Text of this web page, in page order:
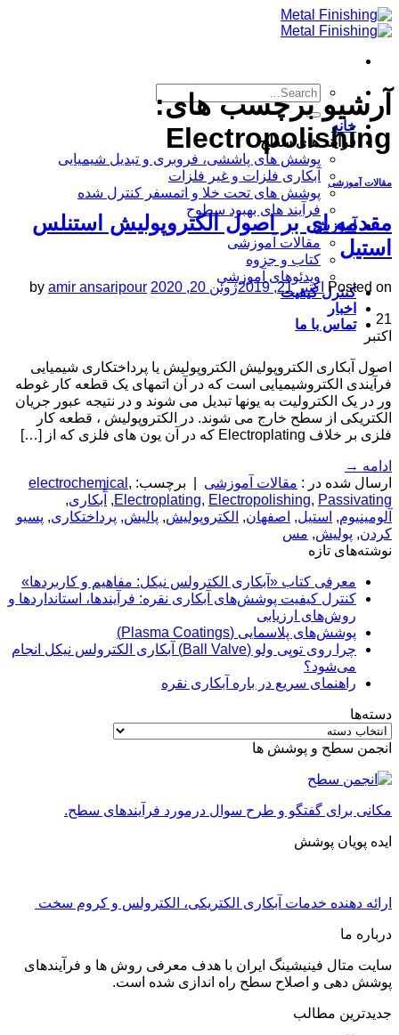
Skip
to
خانه
فرآیند های سطح
پوشش های پاششی، فروبری و تبدیل شیمیایی
آبکاری فلزات و غیر فلزات
پوشش های تحت خلا و اتمسفر کنترل شده
فرآیند های بهبود سطوح
آموزش
مقالات آموزشی
کتاب و جزوه
ویدئوهای آموزشی
کنترل کیفیت
اخبار
تماس با ما
آرشیو برچسب های:
Electropolishing
مقالات آموزشی
مقدمه ای بر اصول الکتروپولیش استنلس
استیل
Posted on اکتبر 21, 2019 ژوئن 20, 2020 by amir ansaripour
21
اکتبر
اصول آبکاری الکتروپولیش الکتروپولیش یا پرداختکاری شیمیایی
فرآیندی الکتروشیمیایی است که در آن اتمهای یک قطعه کار غوطه
ور در یک الکترولیت به یونها تبدیل می شوند و در نتیجه عبور جریان
الکتریکی از سطح خارج می شوند. در الکتروپولیش ، قطعه کار
فلزی بر خلاف Electroplating که در آن یون های فلزی که از […]
ادامه →
ارسال شده در : مقالات آموزشی برچسب: electrochemical ,
Electroplating, Electropolishing, Passivating
, آّبکاری,
آلومینیوم, استیل, اصفهان, الکتروپولیش, پالیش, پرداختکاری, پسیو
کردن, پولیش, مس
نوشته‌های تازه
معرفی کتاب «آبکاری الکترولس نیکل: مفاهیم و کاربردها»
کنترل کیفیت پوشش‌های آبکاری نقره: فرآیندها، استانداردها و
روش‌های ارزیابی
پوشش‌های پلاسمایی (Plasma Coatings)
چرا روی توپی‌ ولو (Ball Valve) آبکاری الکترولس نیکل انجام
می‌شود؟
راهنمای سریع در باره آبکاری نقره
دسته‌ها
دسته‌ها
انجمن سطح و پوشش ها
مکانی برای گفتگو و طرح سوال درمورد فرآیندهای سطح.
ایده پویان پوشش
ارائه دهنده خدمات آبکاری الکتریکی، الکترولس و کروم سخت
درباره ما
سایت متال فینیشینگ ایران با هدف معرفی روش ها و فرآیندهای
پوشش دهی و اصلاح سطح راه اندازی شده است.
جدیدترین مطالب